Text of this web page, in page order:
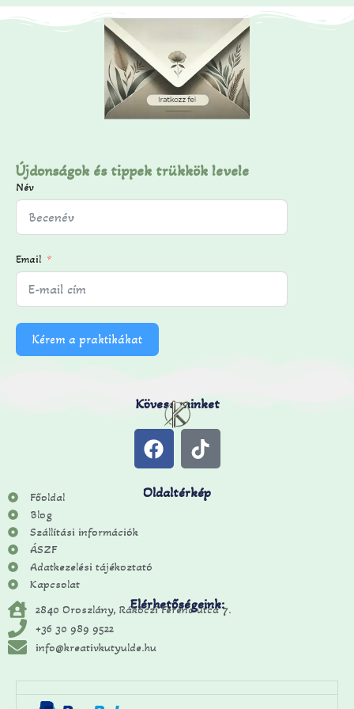
Újdonságok és tippek trükkök levele
Név
Email
Kérem a praktikákat
Kövess minket
Oldaltérkép
Főoldal
Blog
Szállítási információk
ÁSZF
Adatkezelési tájékoztató
Kapcsolat
Elérhetőségeink:
2840 Oroszlány, Rákóczi Ferenc utca 7.
+36 30 989 9522
info@kreativkutyulde.hu